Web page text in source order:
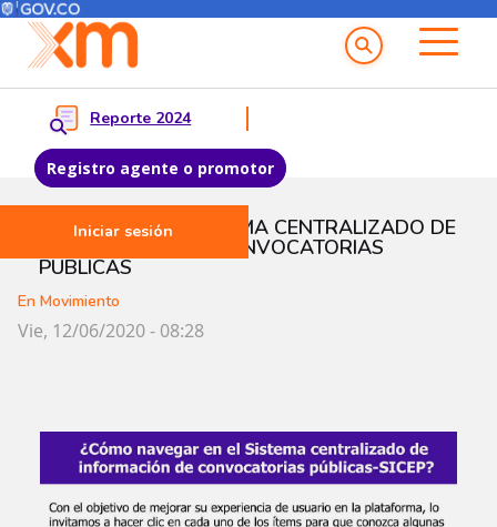
Pasar al contenido principal
Menú del Usuario
Reporte 2024
Registro agente o promotor
Iniciar sesión
Menu principal
NAVEGA EN EL SISTEMA CENTRALIZADO DE
INFORMACIÓN DE CONVOCATORIAS
PÚBLICAS
En Movimiento
Vie, 12/06/2020 - 08:28